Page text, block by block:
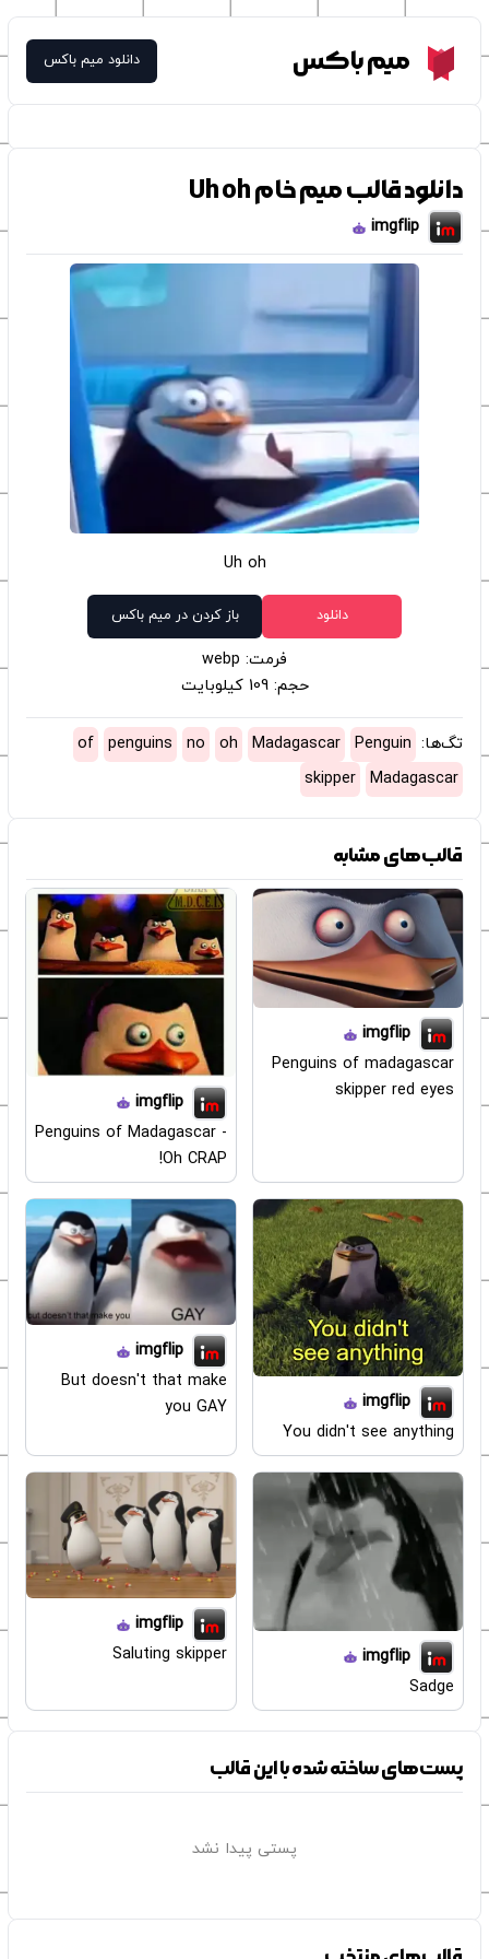
Meme Boxمیم باکس دانلود میم باکس
دانلود قالب میم خام Uh oh
imgflip
Uh oh
دانلود باز کردن در میم باکس
فرمت: webp
حجم: 109 کیلوبایت
تگ‌ها: Penguin
Madagascar
oh
no
penguins
of
Madagascar
skipper
قالب‌های مشابه
imgflip
Penguins of madagascar
skipper red eyes
imgflip
Penguins of Madagascar -
Oh CRAP!
imgflip
You didn't see anything
imgflip
But doesn't that make
you GAY
imgflip
Sadge
imgflip
Saluting skipper
پست‌های ساخته شده با این قالب
پستی پیدا نشد